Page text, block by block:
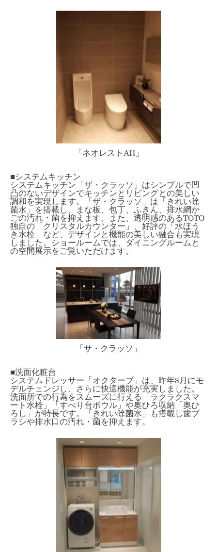
「ネオレストAH」
「サ・クラッソ」
■システムキッチン
システムキッチン「ザ・クラッソ」はシンプルで凹
凸のないデザインでキッチンとリビングとの美しい
調和を実現します。「ザ・クラッソ」は「きれい除
菌水」を搭載し、まな板、包丁、ふきん、排水網か
ごの汚れ・菌を抑えます。また、透明感のあるTOTO
独自の「クリスタルカウンター」、好評の「水ほう
き水栓」など、デザインと機能の美しい融合も実現
しました。ショールームでは、ダイニングルームと
の空間展示をご覧いただけます。
■洗面化粧台
システムドレッサー「オクターブ」は、昨年8月にモ
デルチェンジし、さらに快適機能が充実しました。
洗面所での行為をスムーズに行える「ラクラクスマ
ート水栓」「すべり台ボウル」や奥ひろ収納「奥ひ
ろし」が特長です。「きれい除菌水」も搭載し歯ブ
ラシや排水口の汚れ・菌を抑えます。